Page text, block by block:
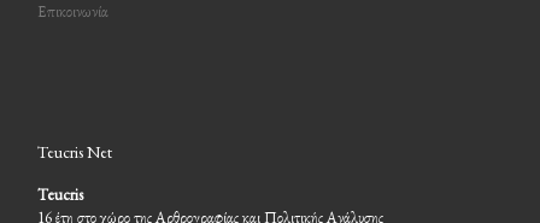
Επικοινωνία
Teucris Net
Teucris
16 έτη στο χώρο της Αρθρογραφίας και Πολιτικής Ανάλυσης